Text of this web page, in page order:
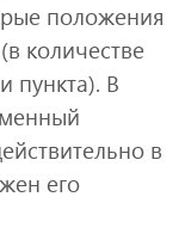
положения
количестве
пункта). В
в
его